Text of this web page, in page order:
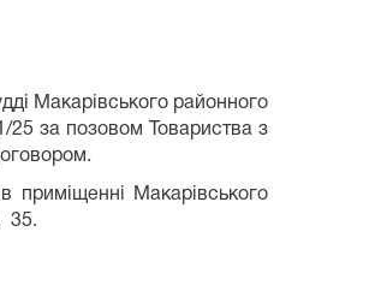
Макарівського районного
25 за позовом Товариства з
приміщенні Макарівського
35.